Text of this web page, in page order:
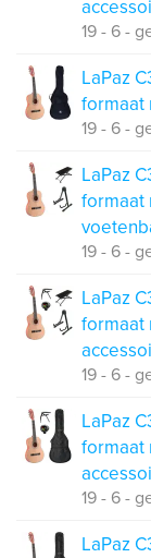
19 - 6 -
LaPaz
formaat
19 - 6 -
LaPaz
formaat
19 - 6 -
LaPaz
formaat
19 - 6 -
LaPaz
formaat
19 - 6 -
LaPaz